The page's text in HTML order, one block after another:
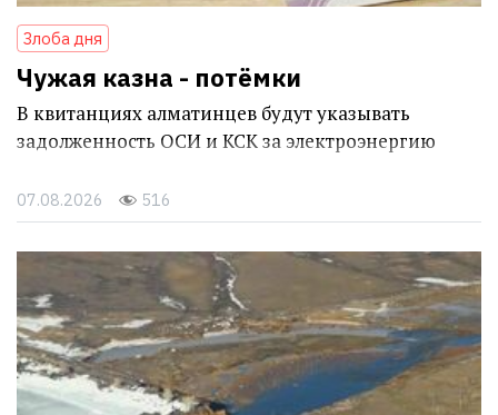
Злоба дня
Чужая казна - потёмки
В квитанциях алматинцев будут указывать
задолженность ОСИ и КСК за электроэнергию
07.08.2026 516